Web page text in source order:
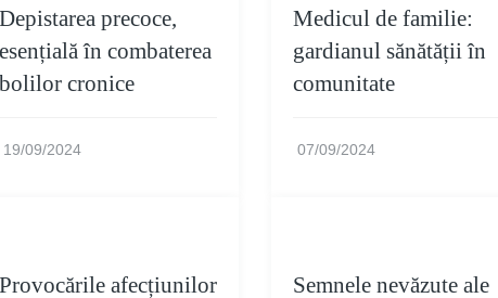
Depistarea precoce,
esențială în combaterea
bolilor cronice
19/09/2024
Medicul de familie:
gardianul sănătății în
comunitate
07/09/2024
Provocările afecțiunilor
Semnele nevăzute ale